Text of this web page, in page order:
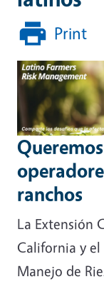
Print
ranchos
La Extensión
California y
Manejo de